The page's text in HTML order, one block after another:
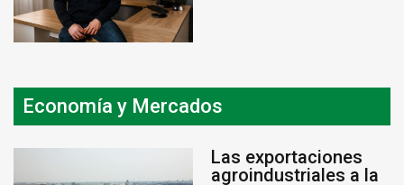
Economía y Mercados
Las exportaciones
agroindustriales a la